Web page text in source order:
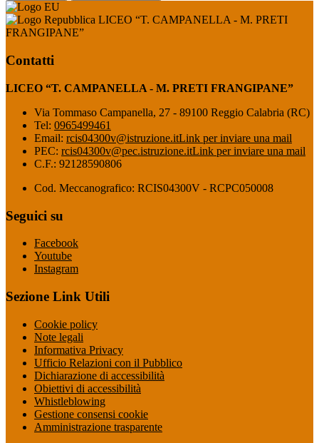
LICEO “T. CAMPANELLA - M. PRETI
FRANGIPANE”
Contatti
LICEO “T. CAMPANELLA - M. PRETI FRANGIPANE”
Via Tommaso Campanella, 27 - 89100 Reggio Calabria (RC)
Tel: 0965499461
Email: rcis04300v@istruzione.itLink per inviare una mail
PEC: rcis04300v@pec.istruzione.itLink per inviare una mail
C.F.: 92128590806
Cod. Meccanografico: RCIS04300V - RCPC050008
Seguici su
Facebook
Youtube
Instagram
Sezione Link Utili
Cookie policy
Note legali
Informativa Privacy
Ufficio Relazioni con il Pubblico
Dichiarazione di accessibilità
Obiettivi di accessibilità
Whistleblowing
Gestione consensi cookie
Amministrazione trasparente